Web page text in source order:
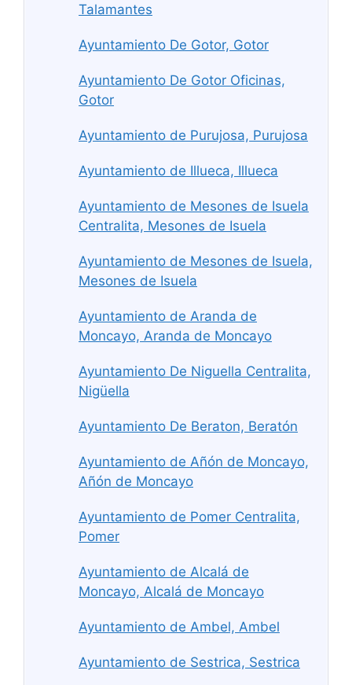
Talamantes
Ayuntamiento De Gotor, Gotor
Ayuntamiento De Gotor Oficinas,
Gotor
Ayuntamiento de Purujosa, Purujosa
Ayuntamiento de Illueca, Illueca
Ayuntamiento de Mesones de Isuela
Centralita, Mesones de Isuela
Ayuntamiento de Mesones de Isuela,
Mesones de Isuela
Ayuntamiento de Aranda de
Moncayo, Aranda de Moncayo
Ayuntamiento De Niguella Centralita,
Nigüella
Ayuntamiento De Beraton, Beratón
Ayuntamiento de Añón de Moncayo,
Añón de Moncayo
Ayuntamiento de Pomer Centralita,
Pomer
Ayuntamiento de Alcalá de
Moncayo, Alcalá de Moncayo
Ayuntamiento de Ambel, Ambel
Ayuntamiento de Sestrica, Sestrica